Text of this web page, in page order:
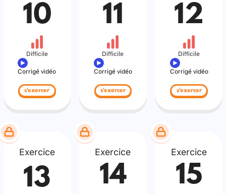
10
Difficile
Corrigé vidéo
s'exercer
11
Difficile
Corrigé vidéo
s'exercer
12
Difficile
Corrigé vidéo
s'exercer
Exercice
13
Exercice
14
Exercice
15